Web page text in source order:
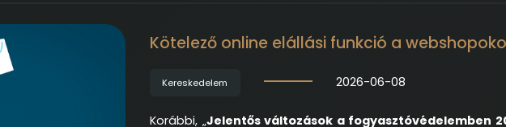
Kötelező online elállási funkció a
Kereskedelem 2026-06-08
Korábbi, „Jelentős változások a fogyasztóvédelemben